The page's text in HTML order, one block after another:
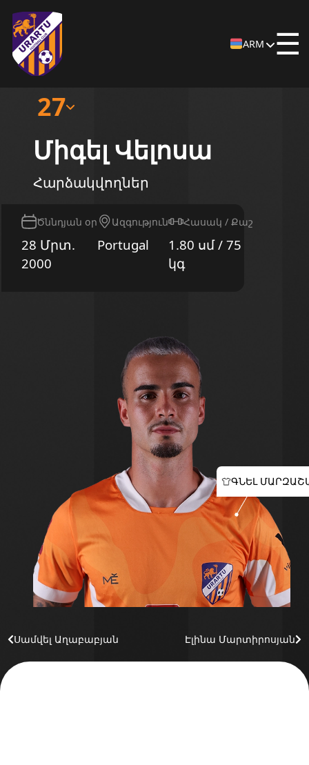
ARM ☰
27
Միգել Վելոսա
Հարձակվողներ
Ծննդյան օր
28 Մրտ.
2000
Ազգություն
Portugal
Հասակ / Քաշ
1.80 սմ / 75
կգ
ԳՆԵԼ
Սամվել Աղաբաբյան Էլինա Մարտիրոսյան